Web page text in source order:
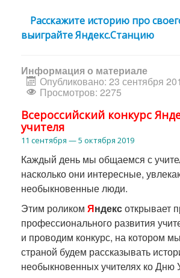
Расскажите историю про
выиграйте Яндекс.Станцию
Информация о материале
Опубликовано: 23 сентября
Просмотров: 2275
Всероссийский конкурс
учителя
11 сентября — 5 октября 2019
Каждый день мы общаемся с
насколько они интересные,
необыкновенные люди.
Этим роликом Яндексоткрывает
профессионального развития
и проводим конкурс, на котором
страной будем рассказывать
необыкновенных учителях ко Дню